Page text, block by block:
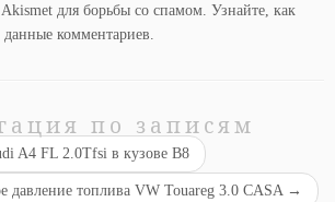
для борьбы со спамом. Узнайте, как
комментариев
по записям
A4 FL 2.0Tfsi в кузове B8
давление топлива VW Touareg 3.0 CASA →